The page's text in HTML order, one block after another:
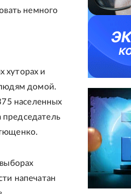
немного
хуторах и
домой.
населенных
председатель
напечатан